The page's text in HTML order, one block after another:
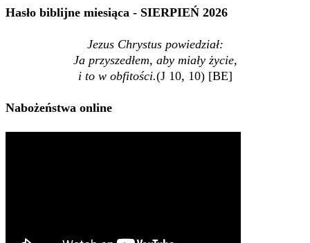
Hasło biblijne miesiąca - SIERPIEŃ 2026
Jezus Chrystus powiedział:
Ja przyszedłem, aby miały życie,
i to w obfitości.(J 10, 10) [BE]
Nabożeństwa online